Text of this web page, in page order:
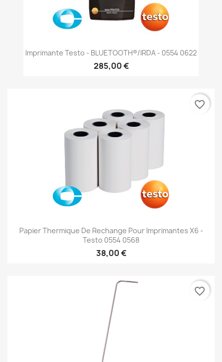
Imprimante Testo - BLUETOOTH®/IRDA - 0554 0622
285,00 €
Papier Thermique De Rechange Pour Imprimantes X6 -
Testo 0554 0568
38,00 €
favorite_border
favorite_border